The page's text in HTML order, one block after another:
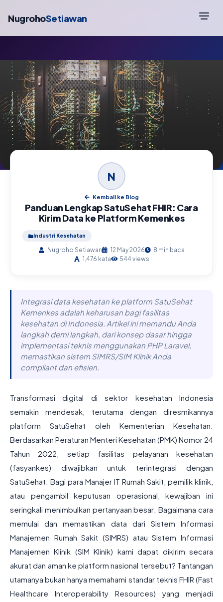
NugrohoSetiawan
N
Kembali ke Blog
Panduan Lengkap SatuSehat FHIR: Cara
Kirim Data ke Platform Kemenkes
Industri Kesehatan
Nugroho Setiawan 12 May 2026
8 min baca
1,476 kata
544 views
Integrasi data kesehatan ke platform SatuSehat
Kemenkes adalah keharusan bagi fasilitas
kesehatan di Indonesia. Artikel ini memandu Anda
langkah demi langkah, dari konsep dasar hingga
implementasi teknis menggunakan PHP Laravel,
memastikan sistem SIMRS/SIM Klinik Anda
compliant dan efisien.
Transformasi digital di sektor kesehatan Indonesia
semakin mendesak, terutama dengan diresmikannya
platform SatuSehat oleh Kementerian Kesehatan.
Berdasarkan Peraturan Menteri Kesehatan (PMK) Nomor 24
Tahun 2022, setiap fasilitas pelayanan kesehatan
(fasyankes) diwajibkan untuk terintegrasi dengan
SatuSehat. Bagi para Manajer IT Rumah Sakit, pemilik klinik,
atau pengambil keputusan operasional, kewajiban ini
seringkali menimbulkan pertanyaan besar: Bagaimana cara
memulai dan memastikan data dari Sistem Informasi
Manajemen Rumah Sakit (SIMRS) atau Sistem Informasi
Manajemen Klinik (SIM Klinik) kami dapat dikirim secara
akurat dan aman ke platform nasional tersebut? Tantangan
utamanya bukan hanya memahami standar teknis FHIR (Fast
Healthcare Interoperability Resources) yang menjadi